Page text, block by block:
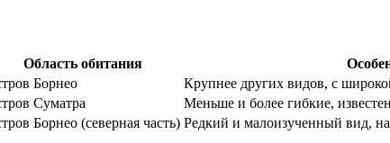
Область обитания
Борнео
Крупнее других видов, с
Суматра
Меньше и более гибкие,
Борнео (северная часть) Редкий и малоизученный вид,